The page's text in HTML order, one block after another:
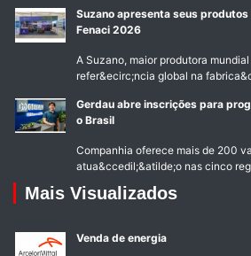
Suzano apresenta seus
Fenaci 2026
A Suzano, maior produtora
refer&ecirc;ncia global na
Gerdau abre inscrições para
o Brasil
Companhia oferece mais de 200
atua&ccedil;&atilde;o nas cinco
Mais Visualizados
Venda de energia